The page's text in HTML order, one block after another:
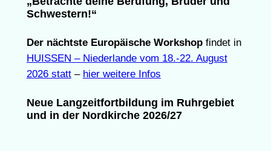
Schwestern!“
Der nächtste Europäische Workshopfindet in
HUISSEN – Niederlande vom 18.-22. August
2026 statt– hier weitere Infos
Neue Langzeitfortbildung im Ruhrgebiet
und in der Nordkirche 2026/27